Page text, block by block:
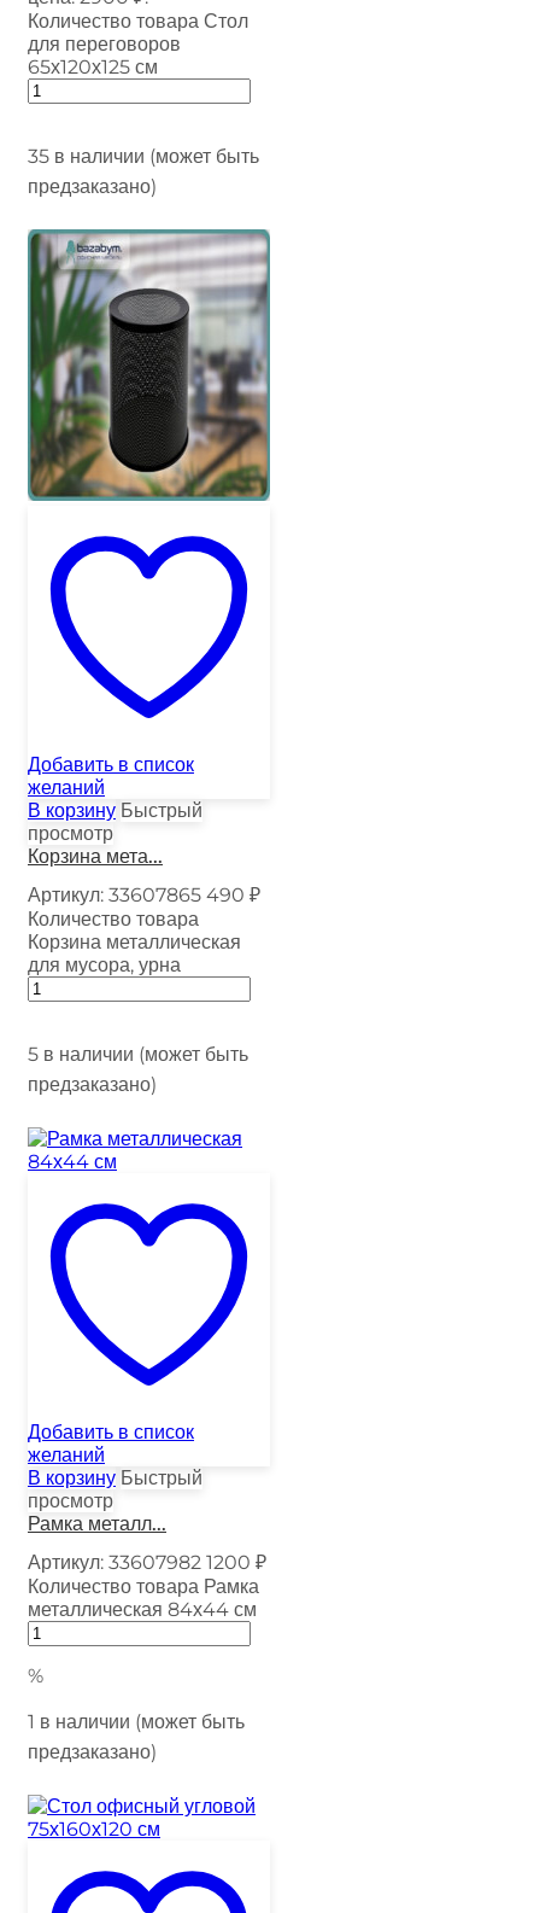
Количество товара Стол
для переговоров
65х120х125 см
35 в наличии (может быть
предзаказано)
Добавить в список
желаний
В корзину Быстрый
просмотр
Корзина мета...
Артикул: 33607865 490 ₽
Количество товара
Корзина металлическая
для мусора, урна
5 в наличии (может быть
предзаказано)
Добавить в список
желаний
В корзину Быстрый
просмотр
Рамка металл...
Артикул: 33607982 1200 ₽
Количество товара Рамка
металлическая 84х44 см
%
1 в наличии (может быть
предзаказано)